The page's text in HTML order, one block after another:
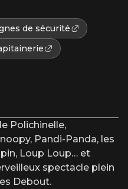
de sécurité
Polichinelle,
Pandi-Panda, les
Loup Loup… et
spectacle plein
Debout.